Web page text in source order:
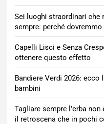
Sei luoghi straordinari che
sempre: perché
Capelli Lisci e Senza
ottenere questo effetto
Bandiere Verdi 2026:
bambini
Tagliare sempre l’erba
il retroscena che in pochi